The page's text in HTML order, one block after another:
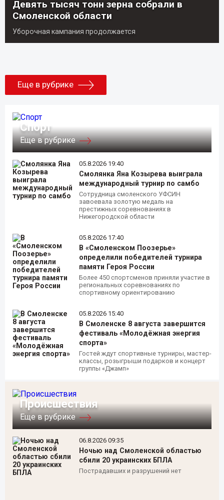
Девять тысяч тонн зерна собрали в
Смоленской области
Уборочная кампания продолжается
Еще в рубрике
Спорт
Еще в рубрике
05.8.2026 19:40
Смолянка Яна Козырева выиграла
международный турнир по самбо
Сотрудница смоленского УФСИН
завоевала золотую медаль на
престижных соревнованиях в
Нижегородской области
05.8.2026 17:40
В «Смоленском Поозерье»
определили победителей турнира
памяти Героя России
Более 450 спортсменов приняли участие в
региональных соревнованиях по
спортивному ориентированию
05.8.2026 15:40
В Смоленске 8 августа завершится
фестиваль «Молодёжная энергия
спорта»
Гостей ждут спортивные турниры, мастер-
классы, розыгрыши подарков и концерт
группы «Джамп»
Происшествия
Еще в рубрике
06.8.2026 09:35
Ночью над Смоленской областью
сбили 20 украинских БПЛА
Пострадавших и разрушений нет